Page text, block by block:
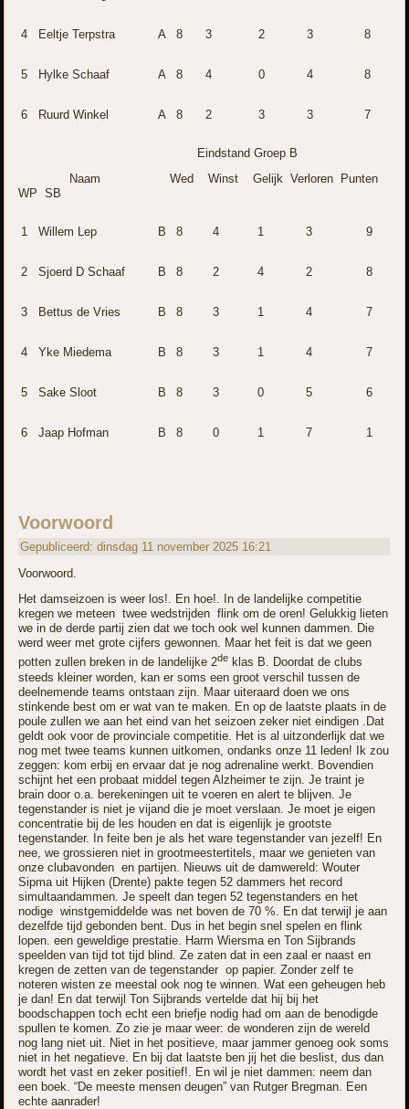
4 Eeltje Terpstra A 8 3 2 3 8
5 Hylke Schaaf A 8 4 0 4 8
6 Ruurd Winkel A 8 2 3 3 7
Eindstand Groep B
Naam Wed Winst Gelijk Verloren Punten
WP SB
1 Willem Lep B 8 4 1 3 9
2 Sjoerd D Schaaf B 8 2 4 2 8
3 Bettus de Vries B 8 3 1 4 7
4 Yke Miedema B 8 3 1 4 7
5 Sake Sloot B 8 3 0 5 6
6 Jaap Hofman B 8 0 1 7 1
Voorwoord
Gepubliceerd: dinsdag 11 november 2025 16:21
Voorwoord.
Het damseizoen is weer los!. En hoe!. In de landelijke competitie
kregen we meteen twee wedstrijden flink om de oren! Gelukkig lieten
we in de derde partij zien dat we toch ook wel kunnen dammen. Die
werd weer met grote cijfers gewonnen. Maar het feit is dat we geen
potten zullen breken in de landelijke 2de klas B. Doordat de clubs
steeds kleiner worden, kan er soms een groot verschil tussen de
deelnemende teams ontstaan zijn. Maar uiteraard doen we ons
stinkende best om er wat van te maken. En op de laatste plaats in de
poule zullen we aan het eind van het seizoen zeker niet eindigen .Dat
geldt ook voor de provinciale competitie. Het is al uitzonderlijk dat we
nog met twee teams kunnen uitkomen, ondanks onze 11 leden! Ik zou
zeggen: kom erbij en ervaar dat je nog adrenaline werkt. Bovendien
schijnt het een probaat middel tegen Alzheimer te zijn. Je traint je
brain door o.a. berekeningen uit te voeren en alert te blijven. Je
tegenstander is niet je vijand die je moet verslaan. Je moet je eigen
concentratie bij de les houden en dat is eigenlijk je grootste
tegenstander. In feite ben je als het ware tegenstander van jezelf! En
nee, we grossieren niet in grootmeestertitels, maar we genieten van
onze clubavonden en partijen. Nieuws uit de damwereld: Wouter
Sipma uit Hijken (Drente) pakte tegen 52 dammers het record
simultaandammen. Je speelt dan tegen 52 tegenstanders en het
nodige winstgemiddelde was net boven de 70 %. En dat terwijl je aan
dezelfde tijd gebonden bent. Dus in het begin snel spelen en flink
lopen. een geweldige prestatie. Harm Wiersma en Ton Sijbrands
speelden van tijd tot tijd blind. Ze zaten dat in een zaal er naast en
kregen de zetten van de tegenstander op papier. Zonder zelf te
noteren wisten ze meestal ook nog te winnen. Wat een geheugen heb
je dan! En dat terwijl Ton Sijbrands vertelde dat hij bij het
boodschappen toch echt een briefje nodig had om aan de benodigde
spullen te komen. Zo zie je maar weer: de wonderen zijn de wereld
nog lang niet uit. Niet in het positieve, maar jammer genoeg ook soms
niet in het negatieve. En bij dat laatste ben jij het die beslist, dus dan
wordt het vast en zeker positief!. En wil je niet dammen: neem dan
een boek. “De meeste mensen deugen” van Rutger Bregman. Een
echte aanrader!